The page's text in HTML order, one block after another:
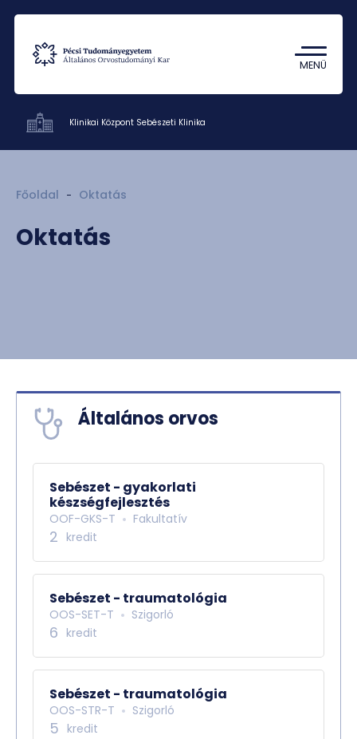
MENÜ
Tantárgykereső
Campus térkép
Oktatás
Klinikai Központ Sebészeti Klinika
Főoldal Oktatás
Oktatás
Általános orvos
Sebészet - gyakorlati
készségfejlesztés
OOF-GKS-T Fakultatív
2 kredit
Sebészet - traumatológia
OOS-SET-T Szigorló
6 kredit
Sebészet - traumatológia
OOS-STR-T Szigorló
5 kredit